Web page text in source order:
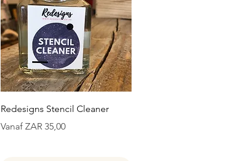
Snel overzicht
Redesigns Stencil Cleaner
Vanaf ZAR 35,00
Verkoopprijs